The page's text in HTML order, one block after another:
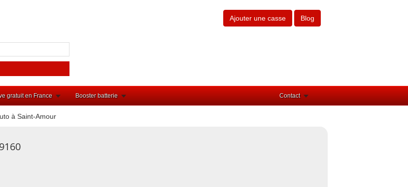
Ajouter une casse Blog
gratuit en France Booster batterie Contact
à Saint-Amour